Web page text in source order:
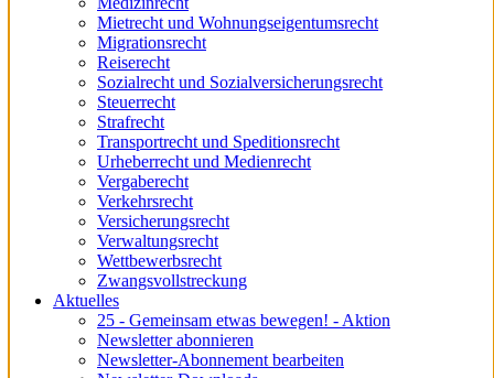
Mietrecht und Wohnungseigentumsrecht
Migrationsrecht
Reiserecht
Sozialrecht und Sozialversicherungsrecht
Steuerrecht
Strafrecht
Transportrecht und Speditionsrecht
Urheberrecht und Medienrecht
Vergaberecht
Verkehrsrecht
Versicherungsrecht
Verwaltungsrecht
Wettbewerbsrecht
Zwangsvollstreckung
Aktuelles
25 - Gemeinsam etwas bewegen! - Aktion
Newsletter abonnieren
Newsletter-Abonnement bearbeiten